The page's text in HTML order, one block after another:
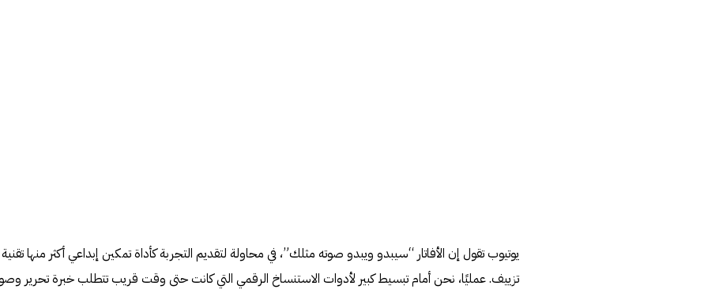
يوتيوب تقول إن الأفاتار “سيبدو ويبدو صوته مثلك”، في محاولة لتقديم التجربة كأداة تمكين إبداعي أكثر منها تقنية
تزييف. عمليًا، نحن أمام تبسيط كبير لأدوات الاستنساخ الرقمي التي كانت حتى وقت قريب تتطلب خبرة تحرير